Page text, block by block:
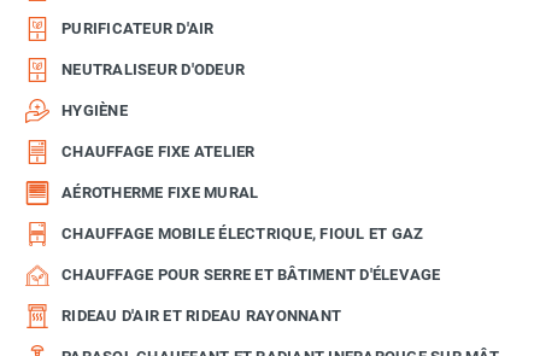
PURIFICATEUR D'AIR
NEUTRALISEUR D'ODEUR
HYGIÈNE
CHAUFFAGE FIXE ATELIER
AÉROTHERME FIXE MURAL
CHAUFFAGE MOBILE ÉLECTRIQUE, FIOUL ET GAZ
CHAUFFAGE POUR SERRE ET BÂTIMENT D'ÉLEVAGE
RIDEAU D'AIR ET RIDEAU RAYONNANT